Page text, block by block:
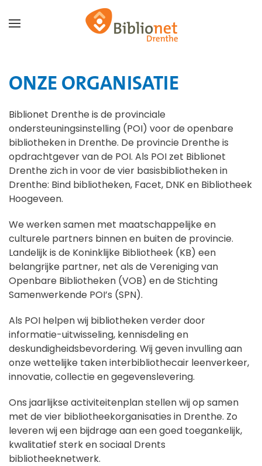
ONZE ORGANISATIE
Biblionet Drenthe is de provinciale
ondersteuningsinstelling (POI) voor de openbare
bibliotheken in Drenthe. De provincie Drenthe is
opdrachtgever van de POI. Als POI zet Biblionet
Drenthe zich in voor de vier basisbibliotheken in
Drenthe: Bind bibliotheken, Facet, DNK en Bibliotheek
Hoogeveen.
We werken samen met maatschappelijke en
culturele partners binnen en buiten de provincie.
Landelijk is de Koninklijke Bibliotheek (KB) een
belangrijke partner, net als de Vereniging van
Openbare Bibliotheken (VOB) en de Stichting
Samenwerkende POI’s (SPN).
Als POI helpen wij bibliotheken verder door
informatie-uitwisseling, kennisdeling en
deskundigheidsbevordering. Wij geven invulling aan
onze wettelijke taken interbibliothecair leenverkeer,
innovatie, collectie en gegevenslevering.
Ons jaarlijkse activiteitenplan stellen wij op samen
met de vier bibliotheekorganisaties in Drenthe. Zo
leveren wij een bijdrage aan een goed toegankelijk,
kwalitatief sterk en sociaal Drents
bibliotheeknetwerk.